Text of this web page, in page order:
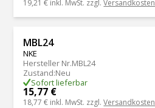
19,21 € inkl. MwSt. zzgl.Versandkosten
MBL24
NKE
Hersteller Nr.MBL24
Zustand:Neu
Sofort lieferbar
15,77 €
18,77 € inkl. MwSt. zzgl.Versandkosten